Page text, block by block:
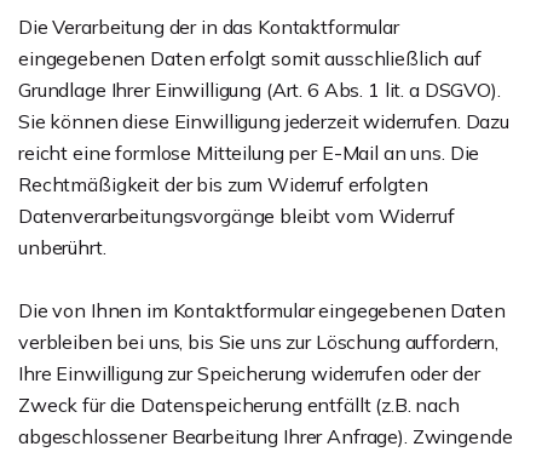
Die Verarbeitung der in das Kontaktformular
eingegebenen Daten erfolgt somit ausschließlich auf
Grundlage Ihrer Einwilligung (Art. 6 Abs. 1 lit. a DSGVO).
Sie können diese Einwilligung jederzeit widerrufen. Dazu
reicht eine formlose Mitteilung per E-Mail an uns. Die
Rechtmäßigkeit der bis zum Widerruf erfolgten
Datenverarbeitungsvorgänge bleibt vom Widerruf
unberührt.
Die von Ihnen im Kontaktformular eingegebenen Daten
verbleiben bei uns, bis Sie uns zur Löschung auffordern,
Ihre Einwilligung zur Speicherung widerrufen oder der
Zweck für die Datenspeicherung entfällt (z.B. nach
abgeschlossener Bearbeitung Ihrer Anfrage). Zwingende